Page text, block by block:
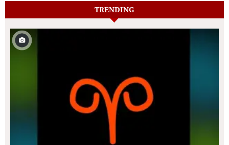
TRENDING